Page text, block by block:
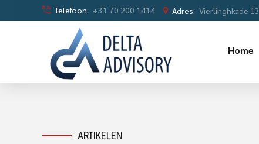
Telefoon: +31 70 200 1414 Adres: Vierlinghkade
Home
ARTIKELEN